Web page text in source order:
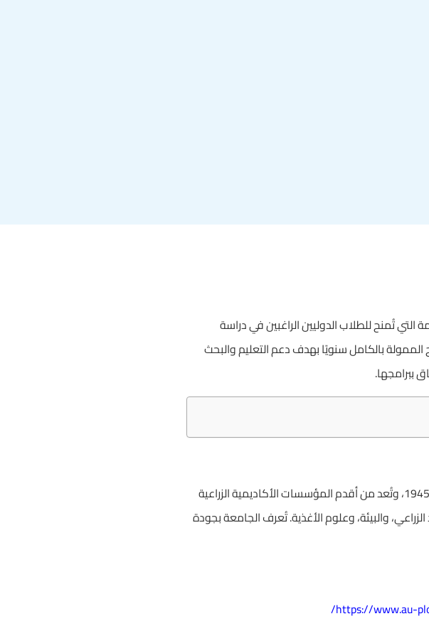
تُمنح للطلاب الدوليين الراغبين في دراسة
الممولة بالكامل سنويًا بهدف دعم التعليم والبحث
ببرامجها.
تأسست جامعة الزراعة في بلوفديف (Agricultural University – Plovdiv) عام 1945، وتُعد من أقدم المؤسسات الأكاديمية الزراعية
والبيئة، وعلوم الأغذية. تُعرف الجامعة بجودة
https://www.au-